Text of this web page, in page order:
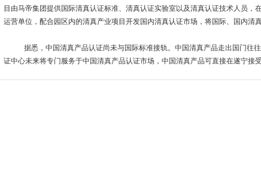
目由马帝集团提供国际清真认证标准、清真认证实验室以及清真认证技术人员，
运营单位，配合园区内的清真产业项目开发国内清真认证市场，将国际、国内清
据悉，中国清真产品认证尚未与国际标准接轨。中国清真产品走出国门往
证中心未来将专门服务于中国清真产品认证市场，中国清真产品可直接在遂宁接